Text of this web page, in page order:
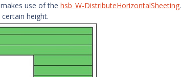
use of the hsb_W-DistributeHorizontalSheeting.
height.